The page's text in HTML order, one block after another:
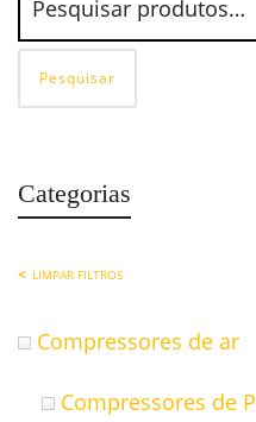
Pesquisar
Categorias
LIMPAR FILTROS
Compressores de ar
Compressores de